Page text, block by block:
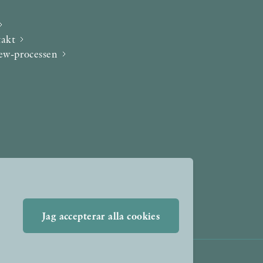
processen
Jag accepterar alla cookies